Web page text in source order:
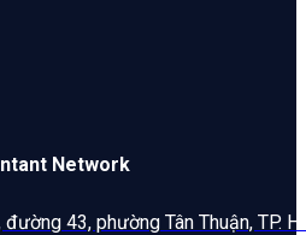
Network
đường 43, phường Tân Thuận, TP.